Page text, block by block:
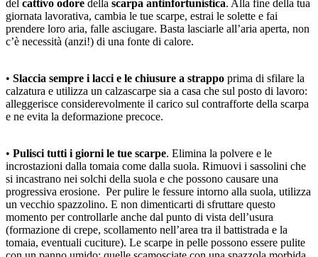
del cattivo odore della scarpa antinfortunistica. Alla fine della tua
giornata lavorativa, cambia le tue scarpe, estrai le solette e fai
prendere loro aria, falle asciugare. Basta lasciarle all’aria aperta, non
c’è necessità (anzi!) di una fonte di calore.
• Slaccia sempre i lacci e le chiusure a strappo prima di sfilare la
calzatura e utilizza un calzascarpe sia a casa che sul posto di lavoro:
alleggerisce considerevolmente il carico sul contrafforte della scarpa
e ne evita la deformazione precoce.
• Pulisci tutti i giorni le tue scarpe. Elimina la polvere e le
incrostazioni dalla tomaia come dalla suola. Rimuovi i sassolini che
si incastrano nei solchi della suola e che possono causare una
progressiva erosione. Per pulire le fessure intorno alla suola, utilizza
un vecchio spazzolino. E non dimenticarti di sfruttare questo
momento per controllarle anche dal punto di vista dell’usura
(formazione di crepe, scollamento nell’area tra il battistrada e la
tomaia, eventuali cuciture). Le scarpe in pelle possono essere pulite